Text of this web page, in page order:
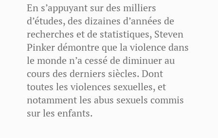
En s’appuyant sur des milliers
d’études, des dizaines d’années de
recherches et de statistiques, Steven
Pinker démontre que la violence dans
le monde n’a cessé de diminuer au
cours des derniers siècles. Dont
toutes les violences sexuelles, et
notamment les abus sexuels commis
sur les enfants.